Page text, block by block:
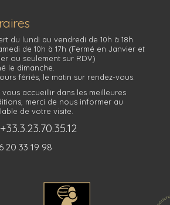
du lundi au vendredi de 10h à 18h.
de 10h à 17h (Fermé en Janvier et
ou seulement sur RDV)
le dimanche.
fériés, le matin sur rendez-vous.
vous accueillir dans les meilleures
merci de nous informer au
de votre visite.
20 33 19 98